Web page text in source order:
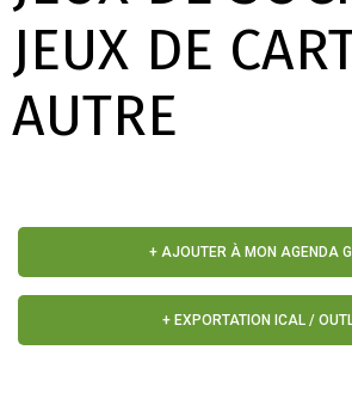
JEUX DE
AUTRE
+ AJOUTER À MON AGENDA
+ EXPORTATION ICAL /